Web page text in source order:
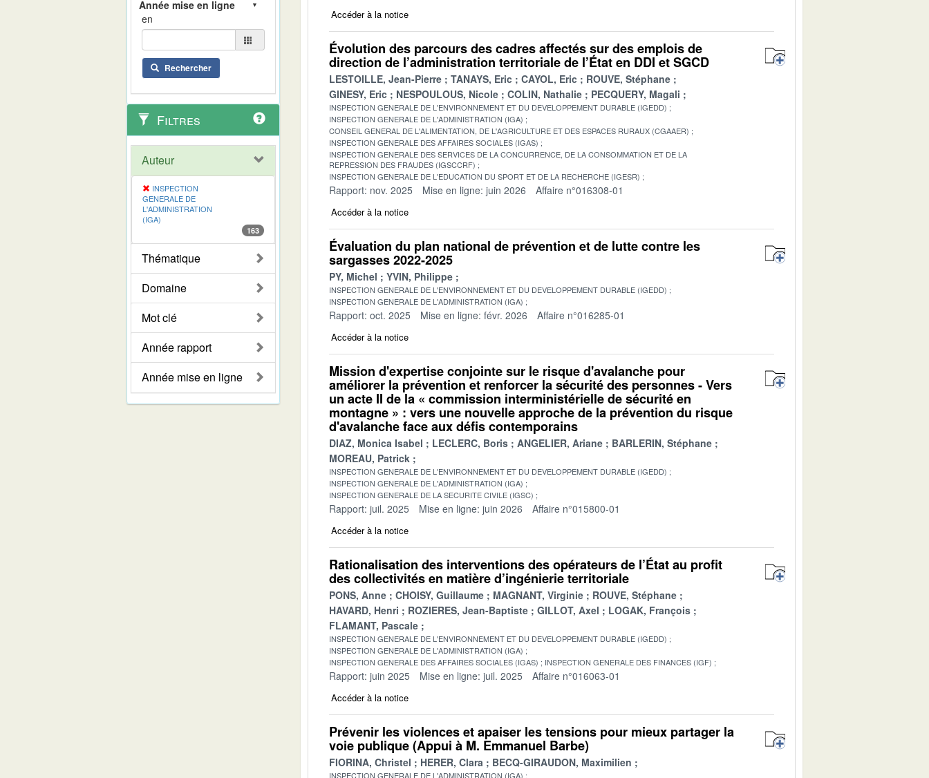
en
Rechercher
Filtres
Auteur
INSPECTION
GENERALE DE
L'ADMINISTRATION
(IGA)
163
Thématique
Domaine
Mot clé
Année rapport
Année mise en ligne
Accéder à la notice
Évolution des parcours des cadres affectés sur des emplois de
direction de l’administration territoriale de l’État en DDI et SGCD
LESTOILLE, Jean-Pierre TANAYS, Eric CAYOL, Eric
ROUVE, Stéphane
GINESY, Eric
NESPOULOUS, Nicole COLIN, Nathalie PECQUERY, Magali
INSPECTION GENERALE DE L'ENVIRONNEMENT ET DU DEVELOPPEMENT DURABLE (IGEDD)
INSPECTION GENERALE DE L'ADMINISTRATION (IGA)
CONSEIL GENERAL DE L'ALIMENTATION, DE L'AGRICULTURE ET DES ESPACES RURAUX (CGAAER)
INSPECTION GENERALE DES AFFAIRES SOCIALES (IGAS)
INSPECTION GENERALE DES SERVICES DE LA CONCURRENCE, DE LA CONSOMMATION ET DE LA
REPRESSION DES FRAUDES (IGSCCRF)
INSPECTION GENERALE DE L'EDUCATION DU SPORT ET DE LA RECHERCHE (IGESR)
Rapport: nov. 2025 Mise en ligne: juin 2026 Affaire n°016308-01
Accéder à la notice
Évaluation du plan national de prévention et de lutte contre les
sargasses 2022-2025
PY, Michel YVIN, Philippe
INSPECTION GENERALE DE L'ENVIRONNEMENT ET DU DEVELOPPEMENT DURABLE (IGEDD)
INSPECTION GENERALE DE L'ADMINISTRATION (IGA)
Rapport: oct. 2025 Mise en ligne: févr. 2026 Affaire n°016285-01
Accéder à la notice
Mission d'expertise conjointe sur le risque d'avalanche pour
améliorer la prévention et renforcer la sécurité des personnes - Vers
un acte II de la « commission interministérielle de sécurité en
montagne » : vers une nouvelle approche de la prévention du risque
d'avalanche face aux défis contemporains
DIAZ, Monica Isabel LECLERC, Boris ANGELIER, Ariane
BARLERIN, Stéphane
MOREAU, Patrick
INSPECTION GENERALE DE L'ENVIRONNEMENT ET DU DEVELOPPEMENT DURABLE (IGEDD)
INSPECTION GENERALE DE L'ADMINISTRATION (IGA)
INSPECTION GENERALE DE LA SECURITE CIVILE (IGSC)
Rapport: juil. 2025 Mise en ligne: juin 2026 Affaire n°015800-01
Accéder à la notice
Rationalisation des interventions des opérateurs de l’État au profit
des collectivités en matière d’ingénierie territoriale
PONS, Anne CHOISY, Guillaume MAGNANT, Virginie
ROUVE, Stéphane
HAVARD, Henri
ROZIERES, Jean-Baptiste GILLOT, Axel
LOGAK, François
FLAMANT, Pascale
INSPECTION GENERALE DE L'ENVIRONNEMENT ET DU DEVELOPPEMENT DURABLE (IGEDD)
INSPECTION GENERALE DE L'ADMINISTRATION (IGA)
INSPECTION GENERALE DES AFFAIRES SOCIALES (IGAS)
INSPECTION GENERALE DES FINANCES (IGF)
Rapport: juin 2025 Mise en ligne: juil. 2025 Affaire n°016063-01
Accéder à la notice
Prévenir les violences et apaiser les tensions pour mieux partager la
voie publique (Appui à M. Emmanuel Barbe)
FIORINA, Christel HERER, Clara BECQ-GIRAUDON, Maximilien
INSPECTION GENERALE DE L'ADMINISTRATION (IGA)